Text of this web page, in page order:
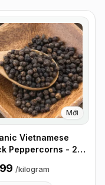
Mới
Vietnamese
Peppercorns - 2.2
/kilogram